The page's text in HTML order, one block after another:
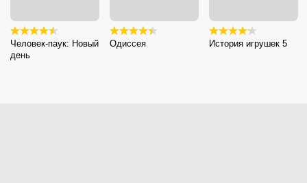
Человек-паук: Новый
день
Одиссея История игрушек 5